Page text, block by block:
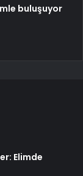
buluşuyor
Elimde